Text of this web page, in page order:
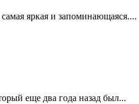
яркая и запоминающаяся....
еще два года назад был...